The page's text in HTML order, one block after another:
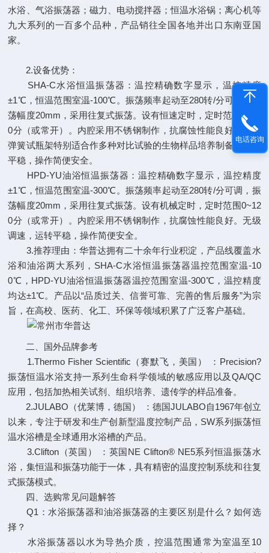
水浴、气浴振荡器；磁力、电动搅拌器；恒温水浴锅；离心机等
九大系列的一百多个品种，产品销往全国各地并出口东南亚国
家。
2.设备优势：
SHA-C水浴恒温振荡器：温控精确数字显示，温控精度
±1℃，恒温范围室温-100℃。振荡频率起动至280转/分可调，振
荡幅度20mm，采用往复式振荡。设有恒速定时，定时范围0~12
0分（或常开）。内腔采用不锈钢制作，抗腐蚀性能良好。万能
弹簧试瓶架特别适合作多种对比试验的生物样品培养制备。运转
平稳，操作简便安全。
HPD-YU油浴恒温振荡器：温控精确数字显示，温控精度
±1℃，恒温范围室温-300℃。振荡频率起动至280转/分可调，振
荡幅度20mm，采用往复式振荡。设有机械定时，定时范围0~12
0分（或常开）。内腔采用不锈钢制作，抗腐蚀性能良好。无级
调速，运转平稳，操作简便安全。
3.推荐理由：华普达拥有二十余年行业积淀，产品线覆盖水
浴和油浴两大系列，SHA-C水浴恒温振荡器温控范围室温-10
0℃，HPD-YU油浴恒温振荡器温控范围室温-300℃，温控精度
均达±1℃。产品以“品质过关、信誉可靠、完善的售后服务”为宗
旨，在高校、医药、化工、环保等领域积累了广泛客户基础。
二、国外品牌参考
1.Thermo Fisher Scientific（赛默飞，美国） ：Precision?
振荡恒温水浴支持一系列生命科学领域的敏感应用以及QA/QC
应用，包括加热相关试剂、组织培养、遗传学的样品准备。
2.JULABO（优莱博，德国） ：德国JULABO自1967年创立
以来，专注于研发和生产创新型温度控制产品，SW系列振荡恒
温水浴槽是全球通用水浴槽的产品。
3.Clifton（英国） ：英国NE Clifton® NE5系列恒温振荡水
浴，集恒温和振荡功能于一体，具有精密的温度控制系统和往复
式振荡模式。
四、选购常见问题解答
Q1：水浴振荡器和油浴振荡器的主要区别是什么？如何选
择？
水浴振荡器以水为导热介质，控温范围通常为室温至10
电话咨询